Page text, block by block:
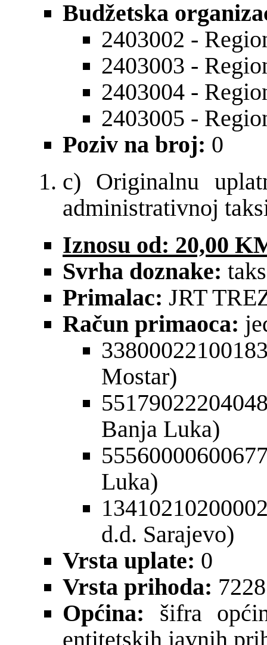
Budžetska
2403002 -
2403003 -
2403004 -
2403005 -
Poziv na broj: 0
c) Originalnu
administrativnoj
Iznosu od: 20,00
Svrha doznake:
Primalac: JRT
Račun primaoca:
Mostar)
Banja Luka)
Luka)
d.d. Sarajevo)
Vrsta uplate: 0
Vrsta prihoda:
Općina: šifra
entitetskih javnih